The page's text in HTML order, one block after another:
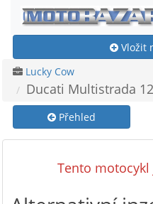
Vložit
Lucky Cow
Ducati Multistrada
Přehled
Tento